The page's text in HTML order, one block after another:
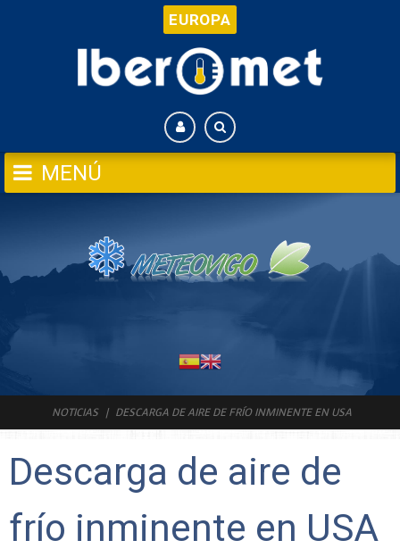
EUROPA
NOTICIAS DESCARGA DE AIRE DE FRÍO INMINENTE EN USA
Descarga de aire de
frío inminente en USA